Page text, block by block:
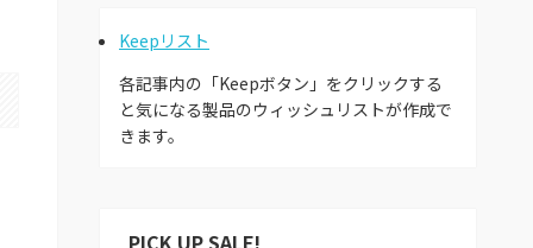
Keepリスト
各記事内の「Keepボタン」をクリックする
と気になる製品のウィッシュリストが作成で
きます。
PICK UP SALE!